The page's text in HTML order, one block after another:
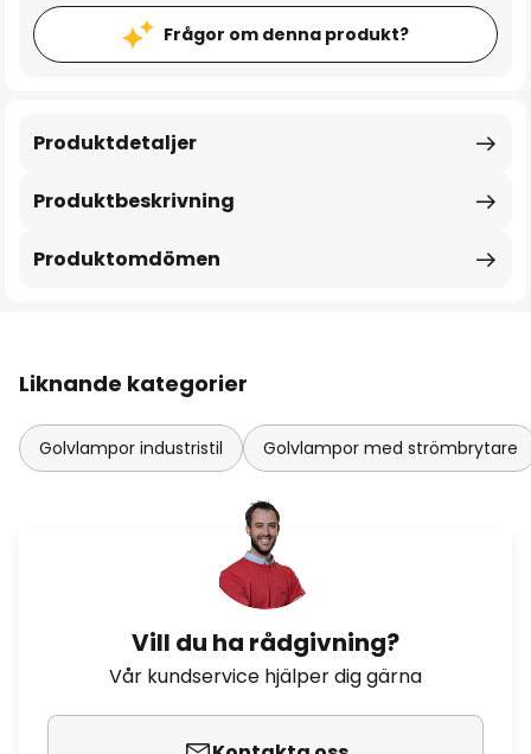
Frågor om denna produkt?
Produktbeskrivning
Produktdetaljer
Produktomdömen
Liknande kategorier
Golvlampor industristil Golvlampor med strömbrytare
Vill du ha rådgivning?
Vår kundservice hjälper dig gärna